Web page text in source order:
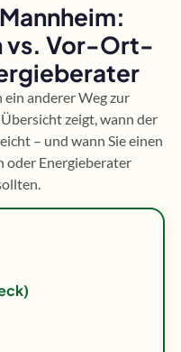
vs. Vor-Ort-
ein anderer Weg zur
zeigt, wann der
– und wann Sie einen
oder Energieberater